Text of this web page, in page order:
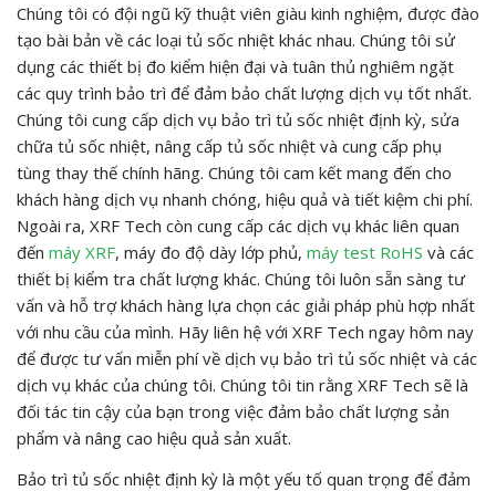
Chúng tôi có đội ngũ kỹ thuật viên giàu kinh nghiệm, được đào
tạo bài bản về các loại tủ sốc nhiệt khác nhau. Chúng tôi sử
dụng các thiết bị đo kiểm hiện đại và tuân thủ nghiêm ngặt
các quy trình bảo trì để đảm bảo chất lượng dịch vụ tốt nhất.
Chúng tôi cung cấp dịch vụ bảo trì tủ sốc nhiệt định kỳ, sửa
chữa tủ sốc nhiệt, nâng cấp tủ sốc nhiệt và cung cấp phụ
tùng thay thế chính hãng. Chúng tôi cam kết mang đến cho
khách hàng dịch vụ nhanh chóng, hiệu quả và tiết kiệm chi phí.
Ngoài ra, XRF Tech còn cung cấp các dịch vụ khác liên quan
đến máy XRF, máy đo độ dày lớp phủ, máy test RoHS và các
thiết bị kiểm tra chất lượng khác. Chúng tôi luôn sẵn sàng tư
vấn và hỗ trợ khách hàng lựa chọn các giải pháp phù hợp nhất
với nhu cầu của mình. Hãy liên hệ với XRF Tech ngay hôm nay
để được tư vấn miễn phí về dịch vụ bảo trì tủ sốc nhiệt và các
dịch vụ khác của chúng tôi. Chúng tôi tin rằng XRF Tech sẽ là
đối tác tin cậy của bạn trong việc đảm bảo chất lượng sản
phẩm và nâng cao hiệu quả sản xuất.
Bảo trì tủ sốc nhiệt định kỳ là một yếu tố quan trọng để đảm